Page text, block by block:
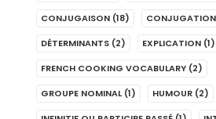
CONJUGAISON (18) CONJUGATION
DÉTERMINANTS (2) EXPLICATION (1)
FRENCH COOKING VOCABULARY (2)
GROUPE NOMINAL (1) HUMOUR (2)